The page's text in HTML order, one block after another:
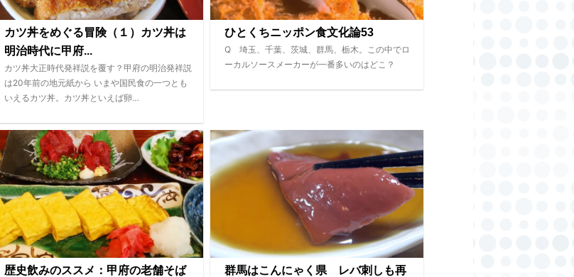
カツ丼をめぐる冒険（１）カツ丼は
明治時代に甲府...
カツ丼大正時代発祥説を覆す？甲府の明治発祥説
は20年前の地元紙から いまや国民食の一つとも
いえるカツ丼。カツ丼といえば卵…
ひとくちニッポン食文化論53
Q 埼玉、千葉、茨城、群馬、栃木。この中でロ
ーカルソースメーカーが一番多いのはどこ？
歴史飲みのススメ：甲府の老舗そば
群馬はこんにゃく県 レバ刺しも再